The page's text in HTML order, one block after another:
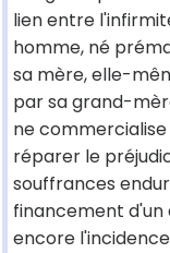
lien entre
homme, né
sa mère, elle-
par sa grand-
ne commercialise
réparer le
souffrances
financement
encore